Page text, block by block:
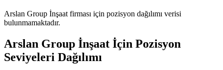
Arslan Group İnşaatfirması için pozisyon dağılımı verisi
bulunmamaktadır.
Arslan Group İnşaat İçin Pozisyon
Seviyeleri Dağılımı